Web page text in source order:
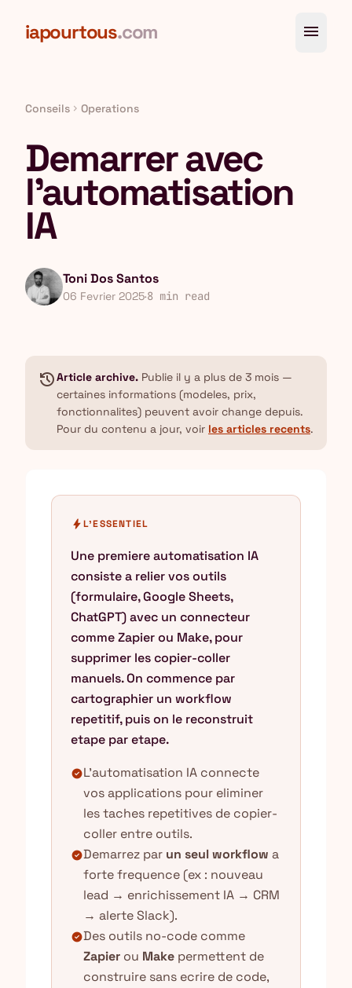
iapourtous.com menu
Conseils chevron_right Operations
Demarrer avec
l'automatisation
IA
Toni Dos Santos
06 Fevrier 2025·8 min read
historyArticle archive. Publie il y a plus de 3 mois —
certaines informations (modeles, prix,
fonctionnalites) peuvent avoir change depuis.
Pour du contenu a jour, voir les articles recents.
boltL'ESSENTIEL
Une premiere automatisation IA
consiste a relier vos outils
(formulaire, Google Sheets,
ChatGPT) avec un connecteur
comme Zapier ou Make, pour
supprimer les copier-coller
manuels. On commence par
cartographier un workflow
repetitif, puis on le reconstruit
etape par etape.
check_circleL'automatisation IA connecte
vos applications pour eliminer
les taches repetitives de copier-
coller entre outils.
check_circleDemarrez par un seul workflow a
forte frequence (ex : nouveau
lead → enrichissement IA → CRM
→ alerte Slack).
check_circleDes outils no-code comme
Zapier ou Make permettent de
construire sans ecrire de code,